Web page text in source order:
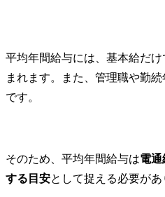
平均年間給与には、基本給だ
まれます。また、管理職や勤
です。
そのため、平均年間給与は電
する目安として捉える必要があ